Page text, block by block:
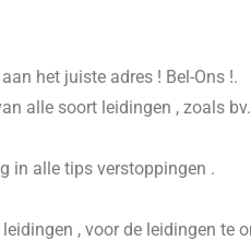
het juiste adres ! Bel-Ons !.
alle soort leidingen , zoals
in alle tips verstoppingen .
, voor de leidingen te